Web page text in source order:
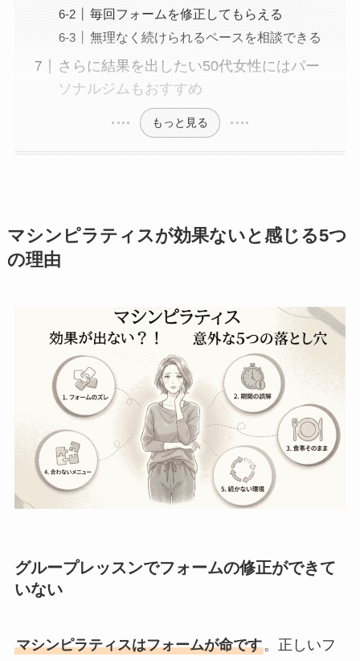
毎回フォームを修正してもらえる
無理なく続けられるペースを相談できる
さらに結果を出したい50代女性にはパー
ソナルジムもおすすめ
もっと見る
マシンピラティスが効果ないと感じる5つ
の理由
グループレッスンでフォームの修正ができて
いない
マシンピラティスはフォームが命です。正しいフ